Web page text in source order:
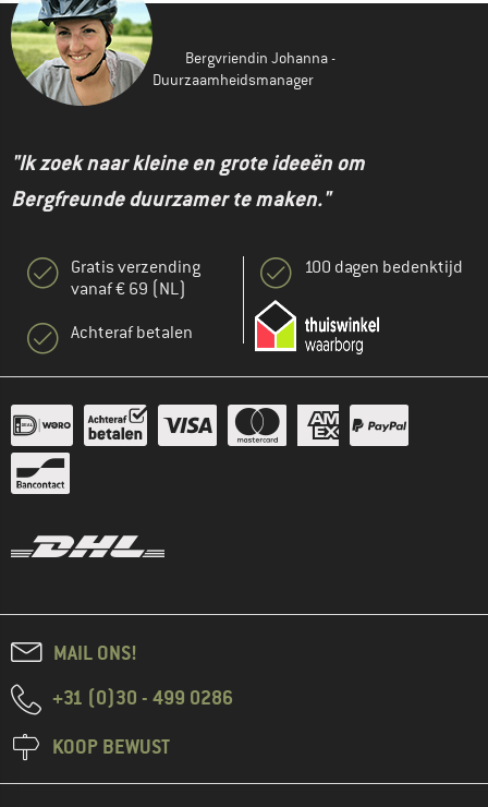
Bergvriendin Johanna -
Duurzaamheidsmanager
"Ik zoek naar kleine en grote ideeën om
Bergfreunde duurzamer te maken."
Gratis verzending
vanaf € 69 (NL)
Achteraf betalen
100 dagen bedenktijd
MAIL ONS!
+31 (0)30 - 499 0286
KOOP BEWUST